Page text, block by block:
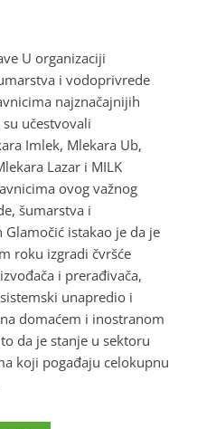
U organizaciji
i vodoprivrede
najznačajnijih
učestvovali
Imlek, Mlekara Ub,
Lazar i MILK
ovog važnog
šumarstva i
istakao je da je
roku izgradi čvršće
i prerađivača,
unapredio i
domaćem i inostranom
da je stanje u sektoru
koji pogađaju celokupnu